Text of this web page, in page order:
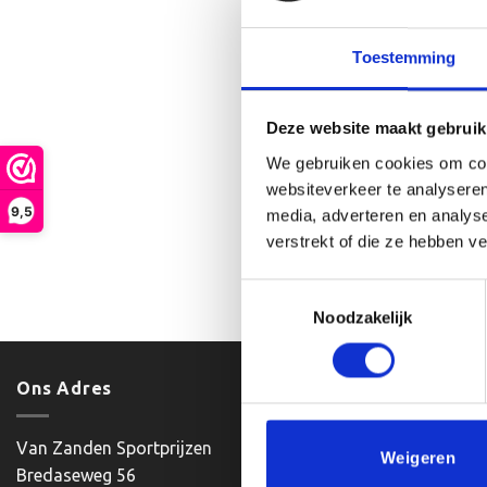
Toestemming
Deze website maakt
We gebruiken cookies om
websiteverkeer te
media, adverteren en
verstrekt of die ze hebben
Noodzakelijk
Weigeren
9,5
€ 18.60-
Ons Adres
Van Zanden Sportprijzen
Bredaseweg 56
Mijn account